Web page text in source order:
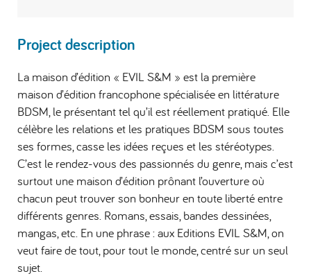
Project description
La maison d’édition « EVIL S&M » est la première
maison d’édition francophone spécialisée en littérature
BDSM, le présentant tel qu’il est réellement pratiqué. Elle
célèbre les relations et les pratiques BDSM sous toutes
ses formes, casse les idées reçues et les stéréotypes.
C’est le rendez-vous des passionnés du genre, mais c’est
surtout une maison d’édition prônant l’ouverture où
chacun peut trouver son bonheur en toute liberté entre
différents genres. Romans, essais, bandes dessinées,
mangas, etc. En une phrase : aux Editions EVIL S&M, on
veut faire de tout, pour tout le monde, centré sur un seul
sujet.